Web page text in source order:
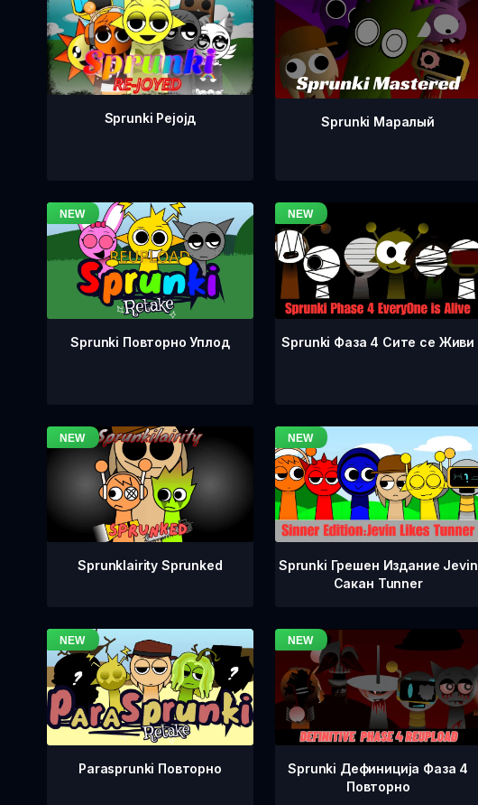
Sprunki Рејојд Sprunki Маралый
Sprunki Повторно Уплод Sprunki Фаза 4 Сите се Живи
Sprunklairity Sprunked
Sprunki Грешен Издание Jevin
Сакан Tunner
Parasprunki Повторно
Sprunki Дефиниција Фаза 4
Повторно